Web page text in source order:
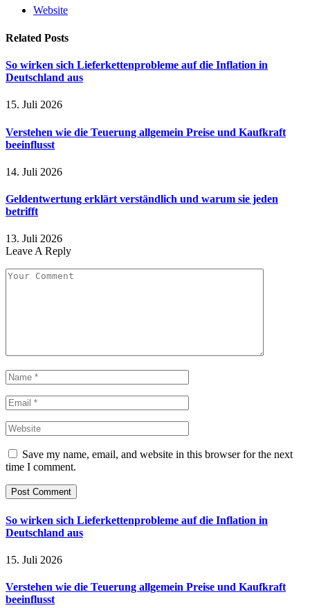
Website
Related Posts
So wirken sich Lieferkettenprobleme auf die Inflation in
Deutschland aus
15. Juli 2026
Verstehen wie die Teuerung allgemein Preise und Kaufkraft
beeinflusst
14. Juli 2026
Geldentwertung erklärt verständlich und warum sie jeden
betrifft
13. Juli 2026
Leave A Reply
Save my name, email, and website in this browser for the next
time I comment.
So wirken sich Lieferkettenprobleme auf die Inflation in
Deutschland aus
15. Juli 2026
Verstehen wie die Teuerung allgemein Preise und Kaufkraft
beeinflusst